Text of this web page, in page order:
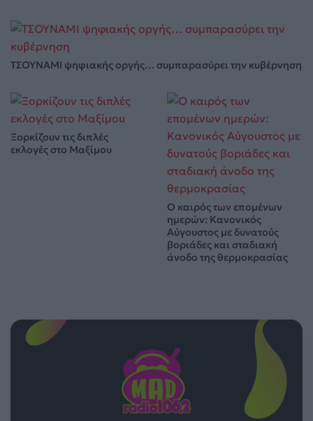
ΤΣΟΥΝΑΜΙ ψηφιακής οργής… συμπαρασύρει την κυβέρνηση
Ξορκίζουν τις διπλές
εκλογές στο Μαξίμου
Ο καιρός των επομένων
ημερών: Κανονικός
Αύγουστος με δυνατούς
βοριάδες και σταδιακή
άνοδο της θερμοκρασίας